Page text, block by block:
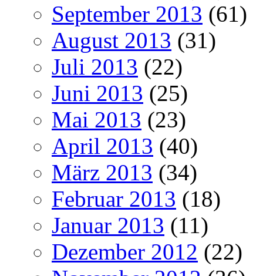
September 2013 (61)
August 2013 (31)
Juli 2013 (22)
Juni 2013 (25)
Mai 2013 (23)
April 2013 (40)
März 2013 (34)
Februar 2013 (18)
Januar 2013 (11)
Dezember 2012 (22)